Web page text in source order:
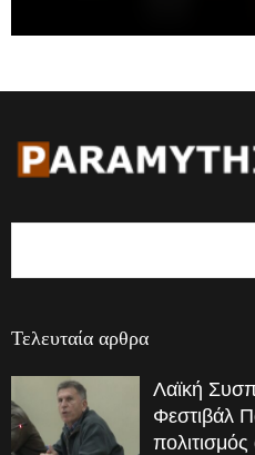
Τελευταία αρθρα
Λαϊκή
Φεστιβάλ